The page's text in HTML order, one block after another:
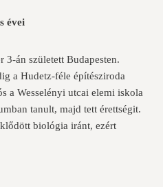
évei
án született Budapesten.
a Hudetz-féle építésziroda
a Wesselényi utcai elemi iskola
tanult, majd tett érettségit.
biológia iránt, ezért